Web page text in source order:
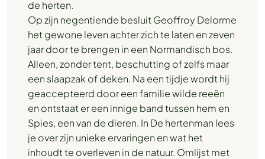
de herten.
Op zijn negentiende besluit Geoffroy Delorme
het gewone leven achter zich te laten en zeven
jaar door te brengen in een Normandisch bos.
Alleen, zonder tent, beschutting of zelfs maar
een slaapzak of deken. Na een tijdje wordt hij
geaccepteerd door een familie wilde reeën
en ontstaat er een innige band tussen hem en
Spies, een van de dieren. In De hertenman lees
je over zijn unieke ervaringen en wat het
inhoudt te overleven in de natuur. Omlijst met